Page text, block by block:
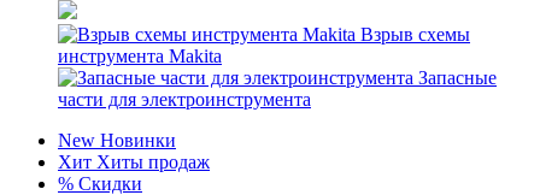
Взрыв схемы
инструмента Makita
Запасные
части для электроинструмента
New Новинки
Хит Хиты продаж
% Скидки